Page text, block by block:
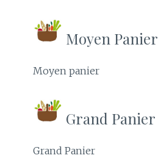
Moyen Panier
Moyen panier
Grand Panier
Grand Panier